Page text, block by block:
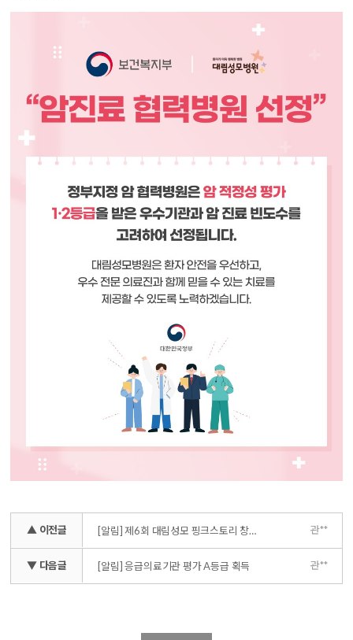
▲ 이전글 [알림] 제6회 대림성모 핑크스토리 창작시 공모전 개최 관**
▼ 다음글 [알림] 응급의료기관 평가 A등급 획득 관**